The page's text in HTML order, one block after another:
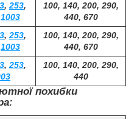
,253,
1003
100, 140, 200, 290,
440, 670
,253,
1003
100, 140, 200, 290,
440, 670
,253,
100, 140, 200, 290,
440
похибки